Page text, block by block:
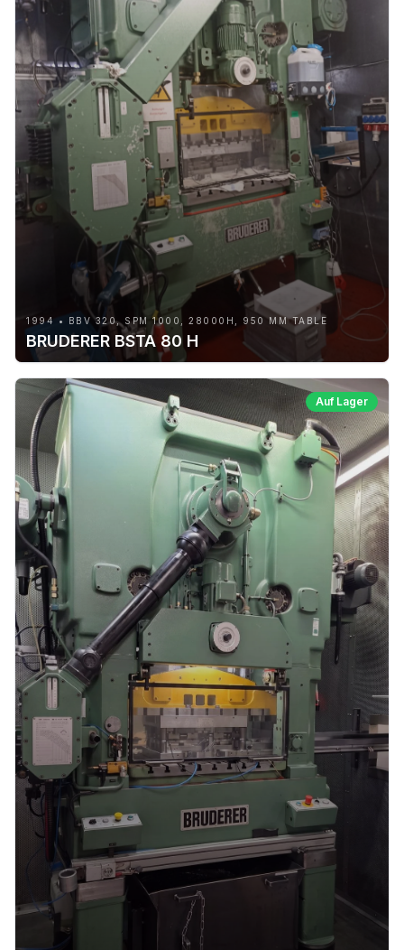
1994 • BBV 320, SPM 1000, 28000H, 950 MM TABLE
BRUDERER BSTA 80 H
Auf Lager